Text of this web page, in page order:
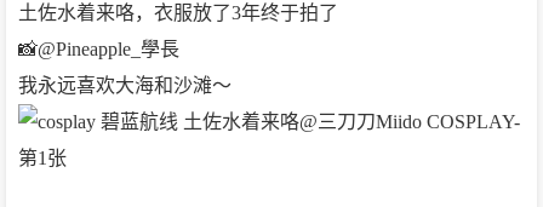
土佐水着来咯，衣服放了3年终于拍了
📸@Pineapple_學長
我永远喜欢大海和沙滩～